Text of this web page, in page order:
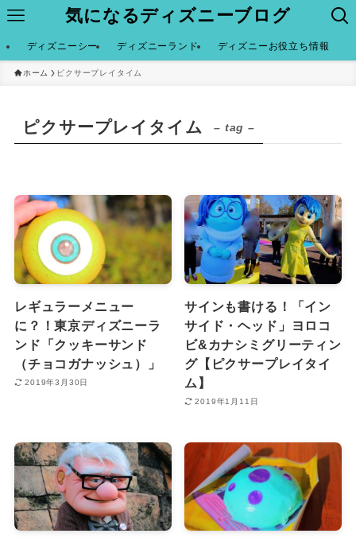
気になるディズニーブログ
ディズニーシー ディズニーランド ディズニーお役立ち情報
ホーム ピクサープレイタイム
ピクサープレイタイム – tag –
レギュラーメニュー
に？！東京ディズニーラ
ンド「クッキーサンド
（チョコガナッシュ）」
2019年3月30日
サインも書ける！「イン
サイド・ヘッド」ヨロコ
ビ&カナシミグリーティン
グ【ピクサープレイタイ
ム】
2019年1月11日